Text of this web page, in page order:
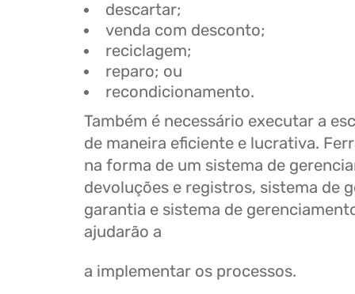
descartar;
venda com desconto;
reciclagem;
reparo; ou
recondicionamento.
Também é necessário executar a
de maneira eficiente e lucrativa.
na forma de um sistema de
devoluções e registros, sistema de
garantia e sistema de
ajudarão a
a implementar os processos.